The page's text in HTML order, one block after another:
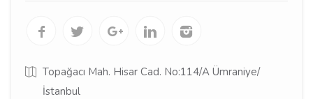
Topağacı Mah. Hisar Cad. No:114/A Ümraniye/
İstanbul